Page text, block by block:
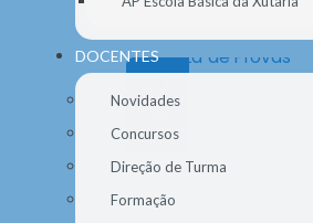
DOCENTES
Novidades
Concursos
Direção de Turma
Formação
17
2026